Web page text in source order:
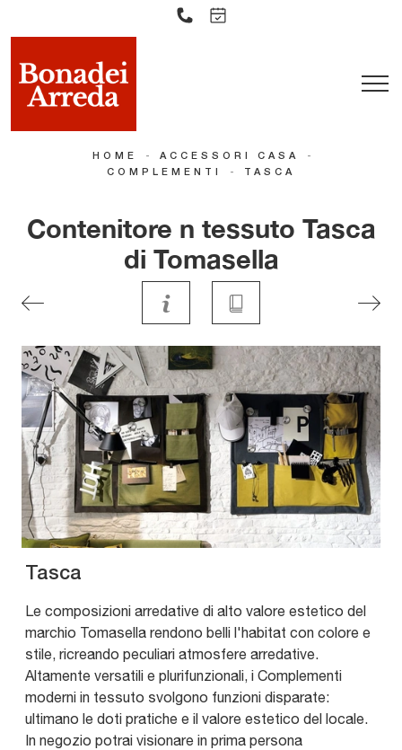
HOME - ACCESSORI CASA -
COMPLEMENTI - TASCA
Contenitore n tessuto Tasca
di Tomasella
Tasca
Le composizioni arredative di alto valore estetico del
marchio Tomasella rendono belli l'habitat con colore e
stile, ricreando peculiari atmosfere arredative.
Altamente versatili e plurifunzionali, i Complementi
moderni in tessuto svolgono funzioni disparate:
ultimano le doti pratiche e il valore estetico del locale.
In negozio potrai visionare in prima persona